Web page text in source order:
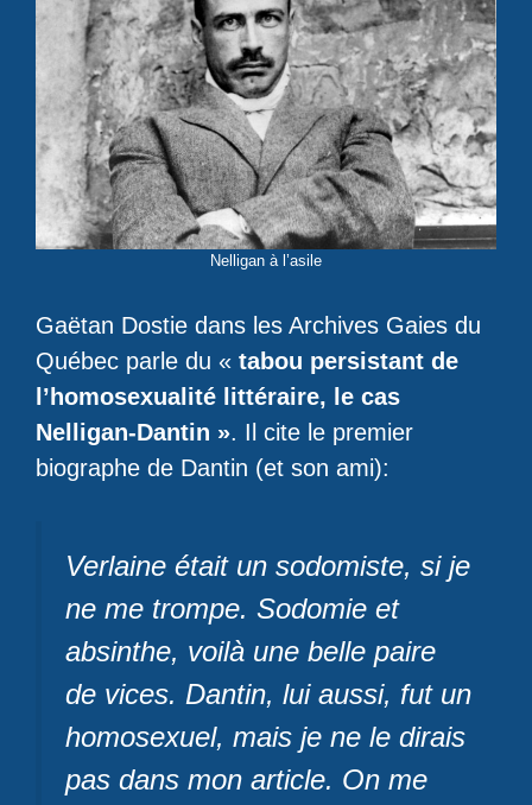
Nelligan à l’asile
Gaëtan Dostie dans les Archives Gaies du
Québec parle du « tabou persistant de
l’homosexualité littéraire, le cas
Nelligan-Dantin ». Il cite le premier
biographe de Dantin (et son ami):
Verlaine était un sodomiste, si je
ne me trompe. Sodomie et
absinthe, voilà une belle paire
de vices. Dantin, lui aussi, fut un
homosexuel, mais je ne le dirais
pas dans mon article. On me